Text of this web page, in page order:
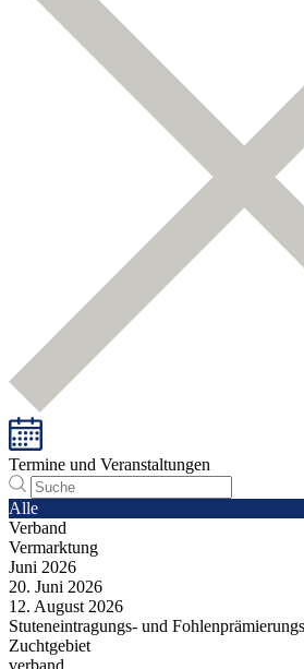
Termine und Veranstaltungen
Alle
Verband
Vermarktung
Juni 2026
20. Juni 2026
12. August 2026
Stuteneintragungs- und
Zuchtgebiet
verband